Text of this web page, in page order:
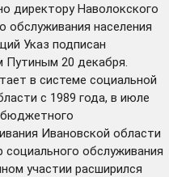
директору Наволокского
обслуживания населения
Указ подписан
20 декабря.
в системе социальной
с 1989 года, в июле
бюджетного
Ивановской области
обслуживания
участии расширился